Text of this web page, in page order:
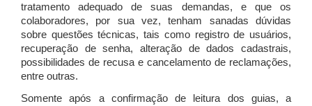
tratamento adequado de suas demandas, e que os
colaboradores, por sua vez, tenham sanadas dúvidas
sobre questões técnicas, tais como registro de usuários,
recuperação de senha, alteração de dados cadastrais,
possibilidades de recusa e cancelamento de reclamações,
entre outras.
Somente após a confirmação de leitura dos guias, a